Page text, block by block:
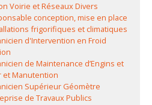
Voirie et Réseaux Divers
conception, mise en place
frigorifiques et climatiques
d'Intervention en Froid
de Maintenance d’Engins et
et Manutention
Supérieur Géomètre
de Travaux Publics